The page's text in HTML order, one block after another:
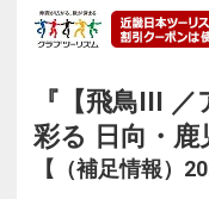
『【飛鳥III
彩る 日向・鹿
【（補足情報）